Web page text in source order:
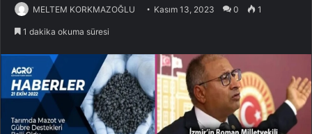
MELTEM KORKMAZOĞLU Kasım 13, 2023 0 1
1 dakika okuma süresi